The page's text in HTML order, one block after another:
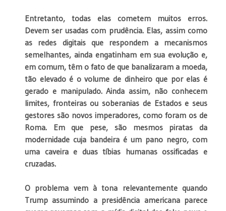
Entretanto, todas elas cometem muitos erros.
Devem ser usadas com prudência. Elas, assim como
as redes digitais que respondem a mecanismos
semelhantes, ainda engatinham em sua evolução e,
em comum, têm o fato de que banalizaram a moeda,
tão elevado é o volume de dinheiro que por elas é
gerado e manipulado. Ainda assim, não conhecem
limites, fronteiras ou soberanias de Estados e seus
gestores são novos imperadores, como foram os de
Roma. Em que pese, são mesmos piratas da
modernidade cuja bandeira é um pano negro, com
uma caveira e duas tíbias humanas ossificadas e
cruzadas.
O problema vem à tona relevantemente quando
Trump assumindo a presidência americana parece